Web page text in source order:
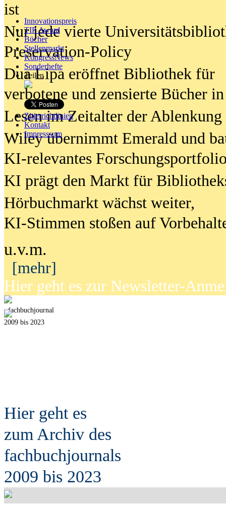
Innovationspreis
TIP Award
Bücher
Stellenmarkt
KongressNews
Sonderhefte
Teilen
Zitierrichtlinien
Kontakt
Impresssum
ist
Nur jede vierte
Preservation-Policy
Dua Lipa eröffnet Bibliothek für
verbotene und zensierte Bücher
Lesen im Zeitalter der Ablenkung
Wiley übernimmt Emerald und
KI-relevantes
KI prägt den Markt für
Hörbuchmarkt wächst weiter,
KI-Stimmen stoßen auf
u.v.m.
[mehr]
Hier geht es zur Newsletter-
fachbuchjournal
2009 bis 2023
Hier geht es
zum Archiv des
fachbuchjournals
2009 bis 2023